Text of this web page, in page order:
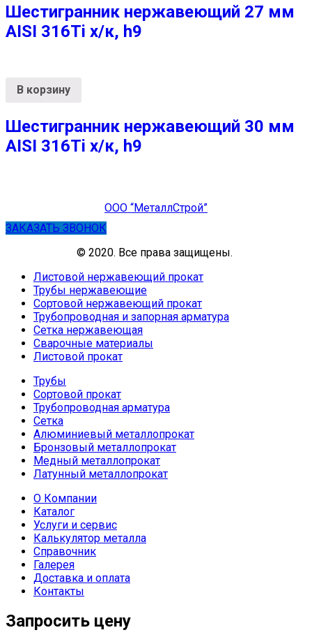
Шестигранник нержавеющий 27 мм
AISI 316Ti х/к, h9
В корзину
Шестигранник нержавеющий 30 мм
AISI 316Ti х/к, h9
ООО “МеталлСтрой”
ЗАКАЗАТЬ ЗВОНОК
© 2020. Все права защищены.
Листовой нержавеющий прокат
Трубы нержавеющие
Сортовой нержавеющий прокат
Трубопроводная и запорная арматура
Сетка нержавеющая
Сварочные материалы
Листовой прокат
Трубы
Сортовой прокат
Трубопроводная арматура
Сетка
Алюминиевый металлопрокат
Бронзовый металлопрокат
Медный металлопрокат
Латунный металлопрокат
О Компании
Каталог
Услуги и сервис
Калькулятор металла
Справочник
Галерея
Доставка и оплата
Контакты
Запросить цену